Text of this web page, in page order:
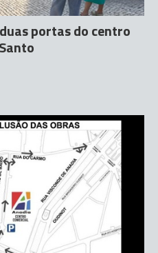
portas do centro